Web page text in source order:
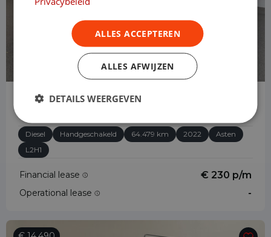
Peugeot Partner
Diesel Handgeschakeld 64.479 km 2022
Asten
L2H1
Financial lease € 230 p/m
Operational lease -
ALLES ACCEPTEREN
ALLES AFWIJZEN
DETAILS WEERGEVEN